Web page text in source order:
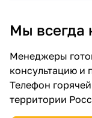
Мы всегда
Менеджеры
консультацию и
Телефон
территории